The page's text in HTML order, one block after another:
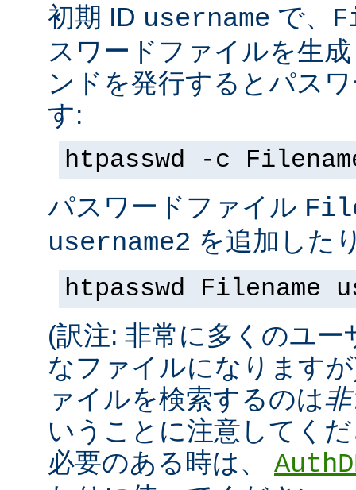
初期 ID username で、
スワードファイルを生
ンドを発行するとパス
す:
htpasswd -c
パスワードファイル
username2 を追加した
htpasswd Filename
(訳注: 非常に多くのユ
なファイルになります
ァイルを検索するのは
いうことに注意してく
必要のある時は、